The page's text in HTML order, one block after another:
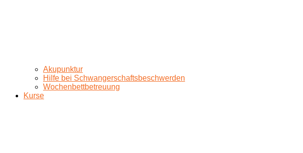
Akupunktur
Hilfe bei Schwangerschaftsbeschwerden
Wochenbettbetreuung
Kurse